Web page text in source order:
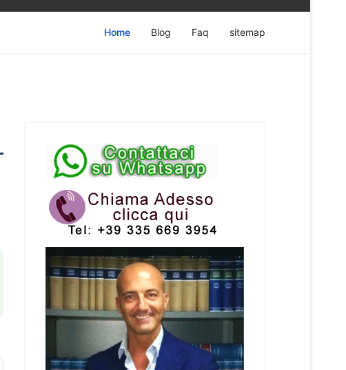
Home Blog Faq sitemap